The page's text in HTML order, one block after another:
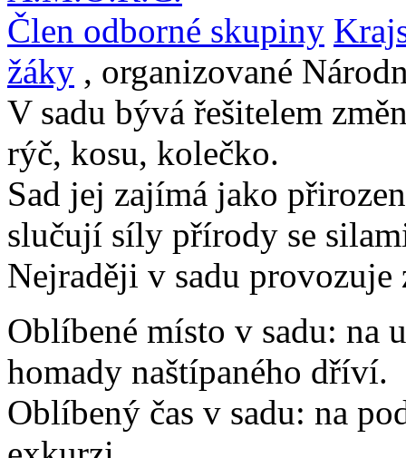
Člen odborné skupiny
žáky , organizované
V sadu bývá řešitelem
rýč, kosu, kolečko.
Sad jej zajímá jako
slučují síly přírody se
Nejraději v sadu
Oblíbené místo v sadu: na
homady naštípaného dříví.
Oblíbený čas v sadu: na